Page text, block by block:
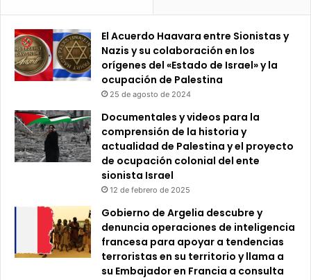
El Acuerdo Haavara entre Sionistas y
Nazis y su colaboración en los
orígenes del «Estado de Israel» y la
ocupación de Palestina
25 de agosto de 2024
Documentales y videos para la
comprensión de la historia y
actualidad de Palestina y el proyecto
de ocupación colonial del ente
sionista Israel
12 de febrero de 2025
Gobierno de Argelia descubre y
denuncia operaciones de inteligencia
francesa para apoyar a tendencias
terroristas en su territorio y llama a
su Embajador en Francia a consulta